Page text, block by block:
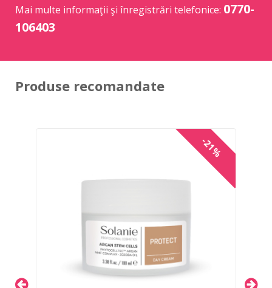
Mai multe informaţii şi înregistrări telefonice: 0770-
106403
Produse recomandate
-21%